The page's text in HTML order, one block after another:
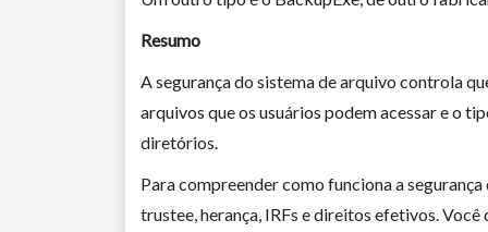
Resumo
A segurança do sistema de arquivo controla
arquivos que os usuários podem acessar e o
diretórios.
Para compreender como funciona a
trustee, herança, IRFs e direitos efetivos.